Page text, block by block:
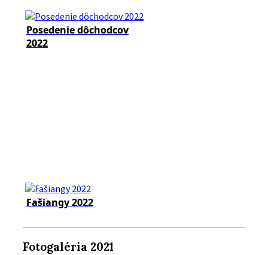
Posedenie dôchodcov
2022
Fašiangy 2022
Fotogaléria 2021